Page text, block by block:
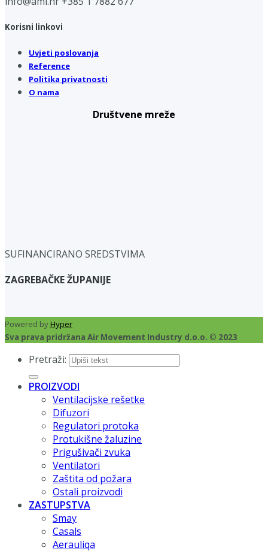
Korisni linkovi
Uvjeti poslovanja
Reference
Politika privatnosti
O nama
Društvene mreže
SUFINANCIRANO SREDSTVIMA
ZAGREBAČKE ŽUPANIJE
Powered byHyper
Sva prava pridržana Air Movement Industry d.o.o. © 2023
Pretraži:
PROIZVODI
Ventilacijske rešetke
Difuzori
Regulatori protoka
Protukišne žaluzine
Prigušivači zvuka
Ventilatori
Zaštita od požara
Ostali proizvodi
ZASTUPSTVA
Smay
Casals
Aerauliqa